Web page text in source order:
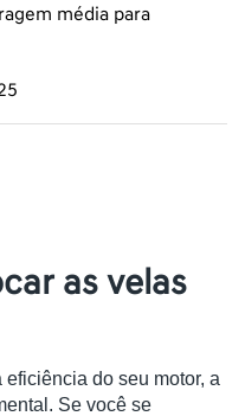
média para
as velas
do seu motor, a
Se você se